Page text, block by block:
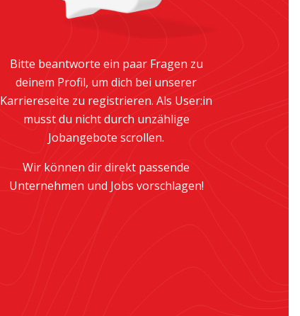
Bitte beantworte ein paar Fragen zu
deinem Profil, um dich bei unserer
Karriereseite zu registrieren. Als User:in
musst du nicht durch unzählige
Jobangebote scrollen.
Wir können dir direkt passende
Unternehmen und Jobs vorschlagen!